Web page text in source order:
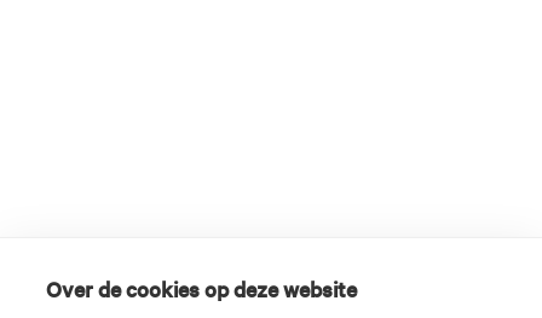
Over de cookies op deze website